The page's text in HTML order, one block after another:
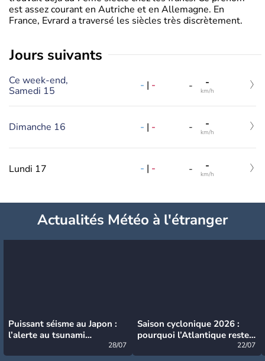
est assez courant en Autriche et en Allemagne. En
France, Evrard a traversé les siècles très discrètement.
jours suivants
Ce week-end,
Samedi 15
- | - - -
km/h
Dimanche 16 - | - - -
km/h
Lundi 17 - | - - -
km/h
Actualités Météo à l'étranger
Puissant séisme au Japon :
l’alerte au tsunami
28/07
Saison cyclonique 2026 :
pourquoi l’Atlantique reste
22/07